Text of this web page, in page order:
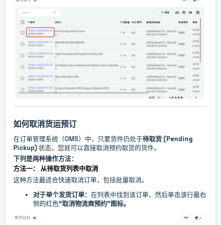
如何取消货运预订
在订单管理系统（OMS）中，只要货件仍处于待取货 (Pending
Pickup)状态，您就可以直接取消预约取货的货件。
下列是两种操作方法：
方法一： 从待取货列表中取消
这种方法最适合快速取消订单，包括批量取消。
对于单个发货订单： 在列表中找到该订单，然后单击该行最右
侧的红色“取消物流商预约”图标。